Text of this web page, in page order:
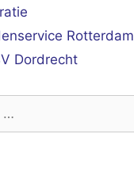
Rotterdam
Dordrecht